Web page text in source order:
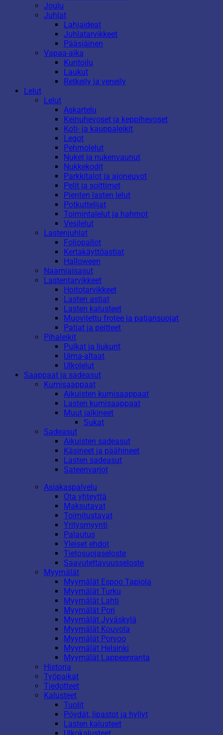
Joulu
Juhlat
Lahjaideat
Juhlatarvikkeet
Pääsiäinen
Vapaa-aika
Kuntoilu
Laukut
Retkeily ja veneily
Lelut
Lelut
Askartelu
Keinuhevoset ja keppihevoset
Koti- ja kauppaleikit
Legot
Pehmolelut
Nuket ja nukenvaunut
Nukkekodit
Parkkitalot ja ajoneuvot
Pelit ja soittimet
Pienten lasten lelut
Potkuttelijat
Toimintalelut ja hahmot
Vesilelut
Lastenjuhlat
Foliopallot
Kertakäyttöastiat
Halloween
Naamiaisasut
Lastentarvikkeet
Hoitotarvikkeet
Lasten astiat
Lasten kalusteet
Muovitettu frotee ja patjansuojat
Patjat ja peitteet
Pihaleikit
Pulkat ja liukurit
Uima-altaat
Ulkolelut
Saappaat ja sadeasut
Kumisaappaat
Aikuisten kumisaappaat
Lasten kumisaappaat
Muut jalkineet
Sukat
Sadeasut
Aikuisten sadeasut
Käsineet ja päähineet
Lasten sadeasut
Sateenvarjot
Asiakaspalvelu
Ota yhteyttä
Maksutavat
Toimitustavat
Yritysmyynti
Palautus
Yleiset ehdot
Tietosuojaseloste
Saavutettavuusseloste
Myymälät
Myymälät Espoo Tapiola
Myymälät Turku
Myymälät Lahti
Myymälät Pori
Myymälät Jyväskylä
Myymälät Kouvola
Myymälät Porvoo
Myymälät Helsinki
Myymälät Lappeenranta
Historia
Työpaikat
Tiedotteet
Kalusteet
Tuolit
Pöydät, lipastot ja hyllyt
Lasten kalusteet
Ulkokalusteet